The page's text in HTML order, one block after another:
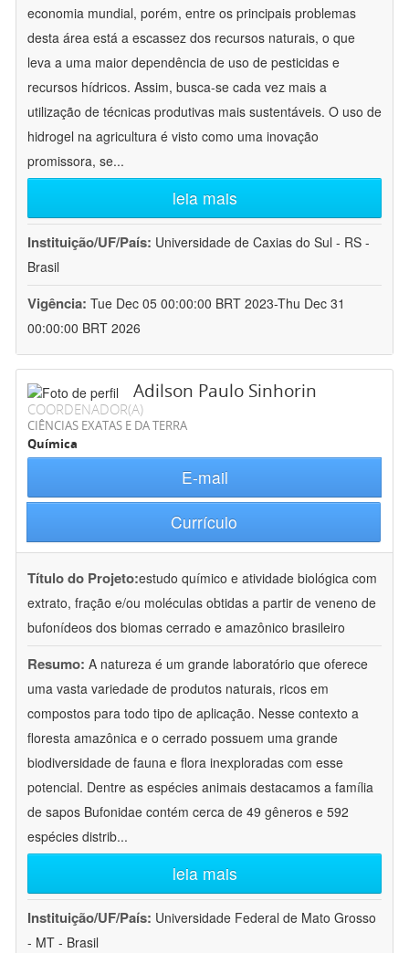
economia mundial, porém, entre os principais problemas
desta área está a escassez dos recursos naturais, o que
leva a uma maior dependência de uso de pesticidas e
recursos hídricos. Assim, busca-se cada vez mais a
utilização de técnicas produtivas mais sustentáveis. O uso de
hidrogel na agricultura é visto como uma inovação
promissora, se...
leia mais
Instituição/UF/País: Universidade de Caxias do Sul - RS -
Brasil
Vigência: Tue Dec 05 00:00:00 BRT 2023-Thu Dec 31
00:00:00 BRT 2026
Adilson Paulo Sinhorin
COORDENADOR(A)
CIÊNCIAS EXATAS E DA TERRA
Química
E-mail
Currículo
Título do Projeto:estudo químico e atividade biológica com
extrato, fração e/ou moléculas obtidas a partir de veneno de
bufonídeos dos biomas cerrado e amazônico brasileiro
Resumo: A natureza é um grande laboratório que oferece
uma vasta variedade de produtos naturais, ricos em
compostos para todo tipo de aplicação. Nesse contexto a
floresta amazônica e o cerrado possuem uma grande
biodiversidade de fauna e flora inexploradas com esse
potencial. Dentre as espécies animais destacamos a família
de sapos Bufonidae contém cerca de 49 gêneros e 592
espécies distrib...
leia mais
Instituição/UF/País: Universidade Federal de Mato Grosso
- MT - Brasil